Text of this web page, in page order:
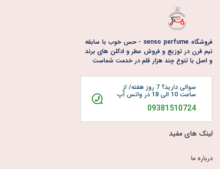
فروشگاه senso perfume - حس خوب با سابقه
نیم قرن در توزیع و فروش عطر و ادکلن های برند
و اصل با تنوع چند هزار قلم در خدمت شماست
سوالی دارید؟ 7 روز هفته/ از
ساعت 10 الی 18 در واتس آپ
09381510724
لینک های مفید
درباره ما